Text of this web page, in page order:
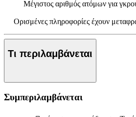
Μέγιστος αριθμός ατόμων για
Ορισμένες πληροφορίες έχουν
Τι περιλαμβάνεται
Συμπεριλαμβάνεται